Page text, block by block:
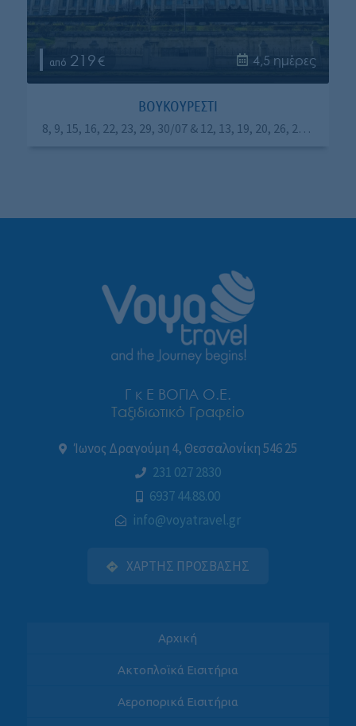
219 4,5 ημέρες
ΒΟΥΚΟΥΡΕΣΤΙ
8, 9, 15, 16, 22, 23, 29, 30/07 & 12, 13, 19, 20, 26, 27/08
Γ κ Ε ΒΟΓΙΑ Ο.Ε.
Ταξιδιωτικό Γραφείο
Ίωνος Δραγούμη 4, Θεσσαλονίκη 546 25
231 027 2830
6937 44.88.00
info@voyatravel.gr
ΧΑΡΤΗΣ ΠΡΟΣΒΑΣΗΣ
Αρχική
Ακτοπλοϊκά Εισιτήρια
Αεροπορικά Εισιτήρια